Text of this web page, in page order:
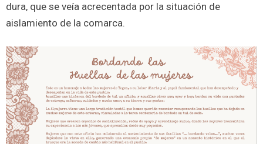
dura, que se veía acrecentada por la situación de
aislamiento de la comarca.